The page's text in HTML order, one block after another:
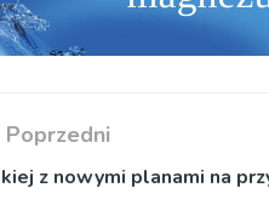
Poprzedni
z nowymi planami na